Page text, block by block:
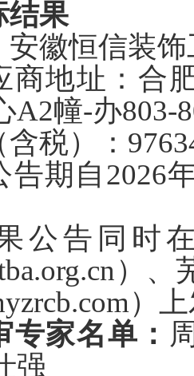
结果
安徽恒信装
商地址：合
A2幢-办803-
税）：
告期自 2026
公告同时
）
）
专家名单：
强